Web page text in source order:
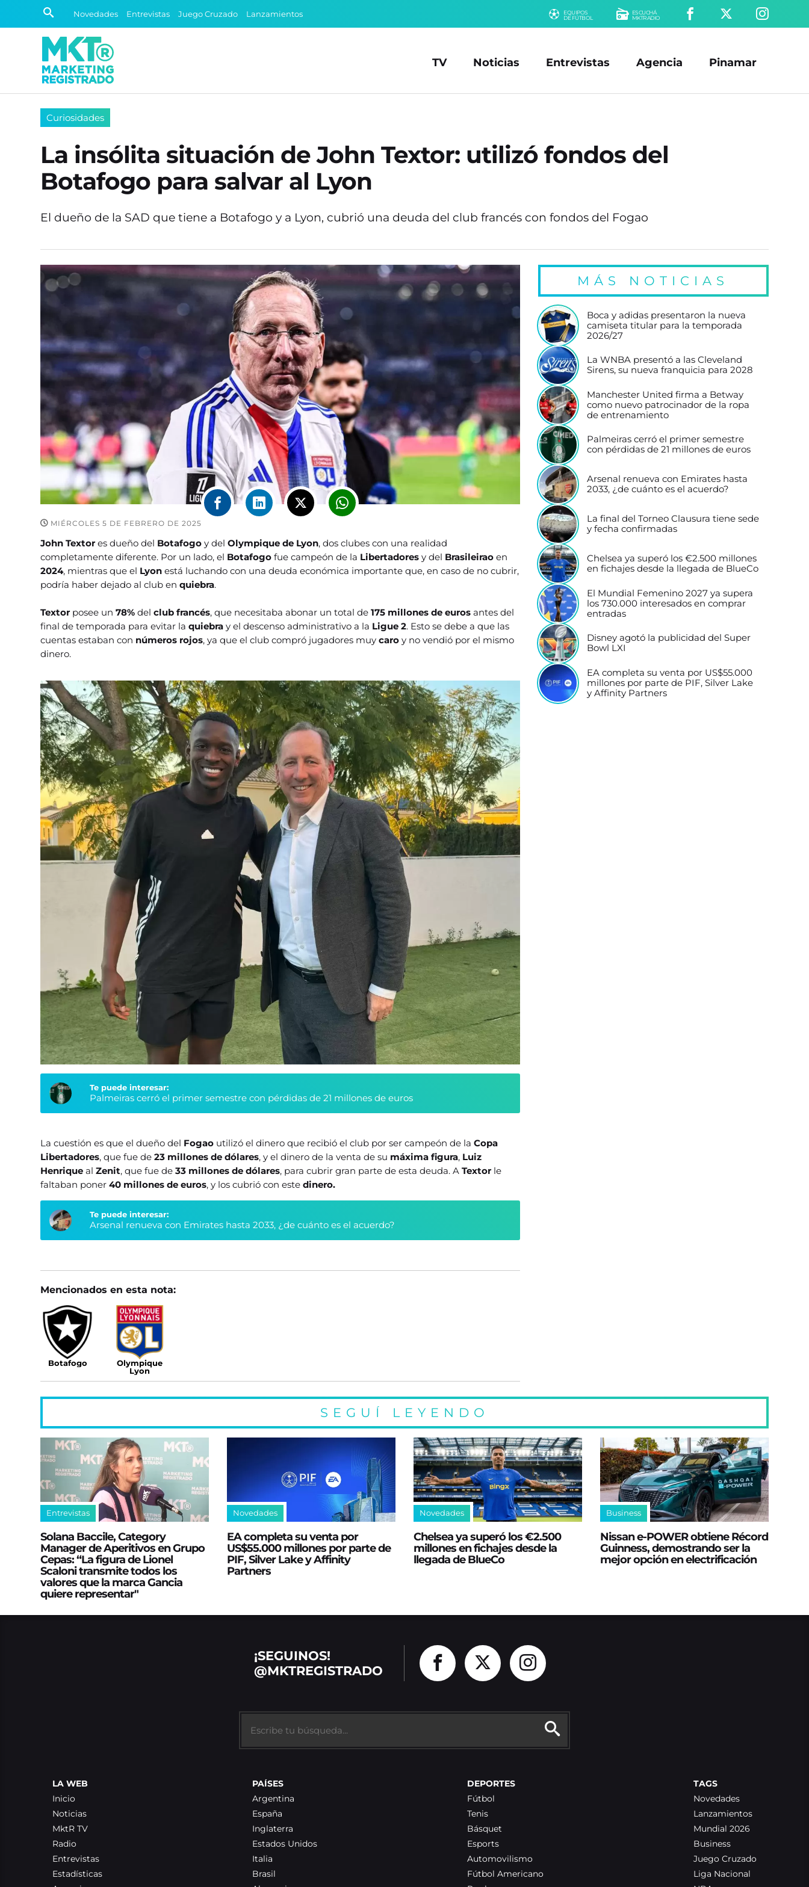
Novedades Entrevistas Juego Cruzado Lanzamientos
EQUIPOS
DE FÚTBOL
ESCUCHÁ
MKTRADIO
TV Noticias Entrevistas Agencia Pinamar
Curiosidades
La insólita situación de John Textor: utilizó fondos del
Botafogo para salvar al Lyon
El dueño de la SAD que tiene a Botafogo y a Lyon, cubrió una deuda del club francés con fondos del Fogao
MIÉRCOLES 5 DE FEBRERO DE 2025
John Textores dueño del Botafogoy delOlympique de Lyon, dos clubes con una realidad
completamente diferente. Por un lado, el Botafogofue campeón de la Libertadoresy del Brasileiraoen
2024, mientras que el Lyonestá luchando con una deuda económica importante que, en caso de no cubrir,
podría haber dejado al club enquiebra.
Textor posee un78%delclub francés, que necesitaba abonar un total de175 millones de eurosantes del
final de temporada para evitar laquiebray el descenso administrativo a la Ligue 2. Esto se debe a que las
cuentas estaban con números rojos, ya que el club compró jugadores muycaroy no vendió por el mismo
dinero.
Te puede interesar:
Palmeiras cerró el primer semestre con pérdidas de 21 millones de euros
La cuestión es que el dueño del Fogao utilizó el dinero que recibió el club por ser campeón de laCopa
Libertadores, que fue de23 millones de dólares, y el dinero de la venta de su máxima figura, Luiz
HenriquealZenit, que fue de33 millones de dólares, para cubrir gran parte de esta deuda. ATextor le
faltaban poner40 millones de euros, y los cubrió con estedinero.
Te puede interesar:
Arsenal renueva con Emirates hasta 2033, ¿de cuánto es el acuerdo?
Mencionados en esta nota:
Botafogo
Olympique
Lyon
MÁS NOTICIAS
Boca y adidas presentaron la nueva
camiseta titular para la temporada
2026/27
La WNBA presentó a las Cleveland
Sirens, su nueva franquicia para 2028
Manchester United firma a Betway
como nuevo patrocinador de la ropa
de entrenamiento
Palmeiras cerró el primer semestre
con pérdidas de 21 millones de euros
Arsenal renueva con Emirates hasta
2033, ¿de cuánto es el acuerdo?
La final del Torneo Clausura tiene sede
y fecha confirmadas
Chelsea ya superó los €2.500 millones
en fichajes desde la llegada de BlueCo
El Mundial Femenino 2027 ya supera
los 730.000 interesados en comprar
entradas
Disney agotó la publicidad del Super
Bowl LXI
EA completa su venta por US$55.000
millones por parte de PIF, Silver Lake
y Affinity Partners
SEGUÍ LEYENDO
Entrevistas
Solana Baccile, Category
Manager de Aperitivos en Grupo
Cepas: “La figura de Lionel
Scaloni transmite todos los
valores que la marca Gancia
quiere representar"
Novedades
EA completa su venta por
US$55.000 millones por parte de
PIF, Silver Lake y Affinity
Partners
Novedades
Chelsea ya superó los €2.500
millones en fichajes desde la
llegada de BlueCo
Business
Nissan e‑POWER obtiene Récord
Guinness, demostrando ser la
mejor opción en electrificación
¡SEGUINOS!
@MKTREGISTRADO
LA WEB
Inicio
Noticias
MktR TV
Radio
Entrevistas
Estadísticas
PAÍSES
Argentina
España
Inglaterra
Estados Unidos
Italia
Brasil
DEPORTES
Fútbol
Tenis
Básquet
Esports
Automovilismo
Fútbol Americano
TAGS
Novedades
Lanzamientos
Mundial 2026
Business
Juego Cruzado
Liga Nacional